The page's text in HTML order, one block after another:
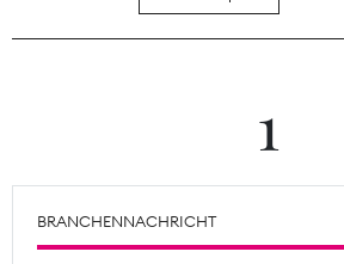
Recht
Theodor-Wolff-Preis
Wächterpreis
ALLE THEMEN
1
BRANCHENNACHRICHT